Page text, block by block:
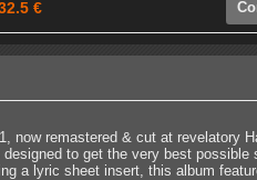
€
now remastered & cut at revelatory
to get the very best possible
a lyric sheet insert, this album